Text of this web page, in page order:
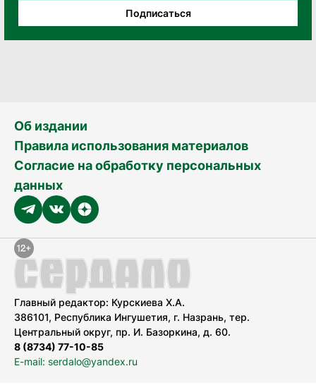
Подписаться
Об издании
Правила использования материалов
Согласие на обработку персональных
данных
Главный редактор: Курскиева Х.А.
386101, Республика Ингушетия, г. Назрань, тер.
Центральный округ, пр. И. Базоркина, д. 60.
8 (8734) 77-10-85
E-mail: serdalo@yandex.ru